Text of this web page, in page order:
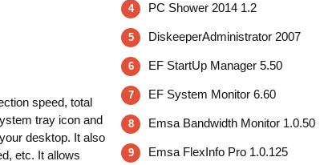
speed, total
tray icon and
desktop. It also
etc. It allows
4 PC Shower 2014 1.2
5 DiskeeperAdministrator 2007
6 EF StartUp Manager 5.50
7 EF System Monitor 6.60
8 Emsa Bandwidth Monitor 1.0.50
9 Emsa FlexInfo Pro 1.0.125